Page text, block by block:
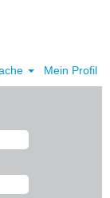
Mein Profil